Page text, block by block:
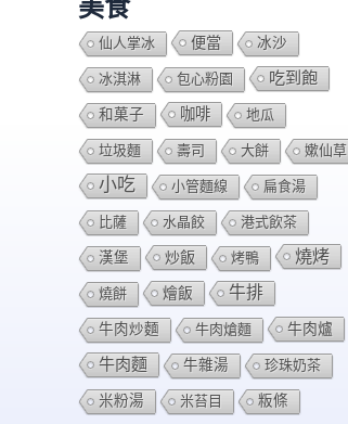
美食
仙人掌冰 便當 冰沙
冰淇淋 包心粉園 吃到飽
和菓子 咖啡 地瓜
垃圾麵 壽司 大餅 嫰仙草
小吃 小管麵線 扁食湯
比薩 水晶餃 港式飲茶
漢堡 炒飯 烤鴨 燒烤
燒餅 燴飯 牛排
牛肉炒麵 牛肉熗麵 牛肉爐
牛肉麵 牛雜湯 珍珠奶茶
米粉湯 米苔目 粄條